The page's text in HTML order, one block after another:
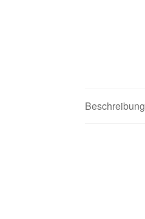
Beschreibung